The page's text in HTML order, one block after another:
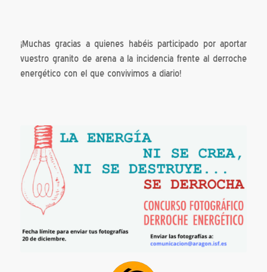
¡Muchas gracias a quienes habéis participado por aportar
vuestro granito de arena a la incidencia frente al derroche
energético con el que convivimos a diario!